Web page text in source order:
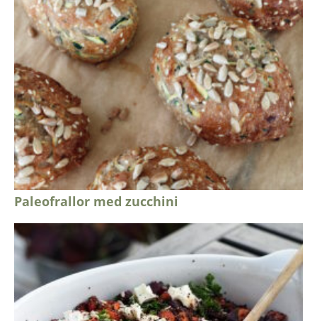
Paleofrallor med zucchini